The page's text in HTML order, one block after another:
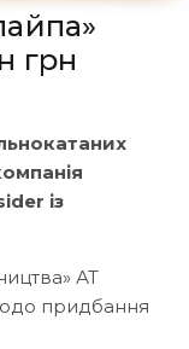
грн
із
АТ
придбання